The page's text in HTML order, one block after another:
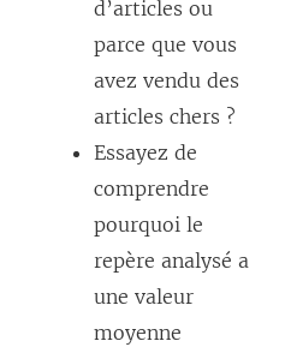
d’articles ou
parce que vous
avez vendu des
articles chers ?
Essayez de
comprendre
pourquoi le
repère analysé a
une valeur
moyenne